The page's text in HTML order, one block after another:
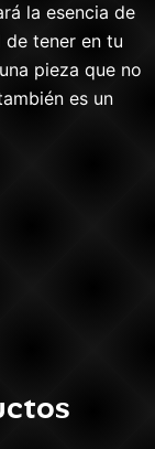
la esencia de
tener en tu
pieza que no
es un